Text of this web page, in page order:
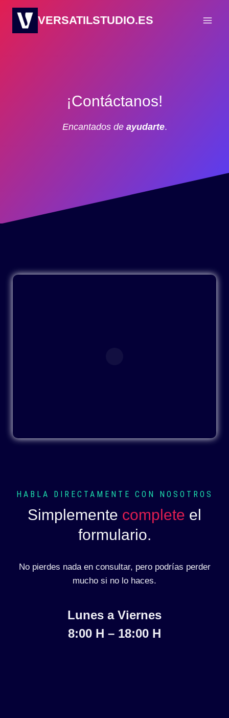
Saltar
contenido
VERSATILSTUDIO.ES
¡Contáctanos!
Encantados de ayudarte.
HABLA DIRECTAMENTE CON NOSOTROS
Simplemente complete el
formulario.
No pierdes nada en consultar, pero podrías perder
mucho si no lo haces.
Lunes a Viernes
8:00 H – 18:00 H